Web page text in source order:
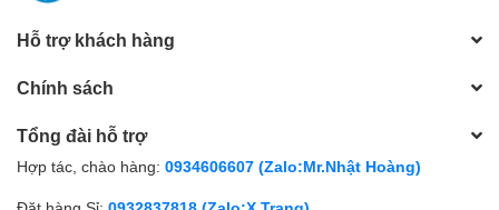
Hỗ trợ khách hàng
Chính sách
Tổng đài hỗ trợ
Hợp tác, chào hàng: 0934606607 (Zalo:Mr.Nhật Hoàng)